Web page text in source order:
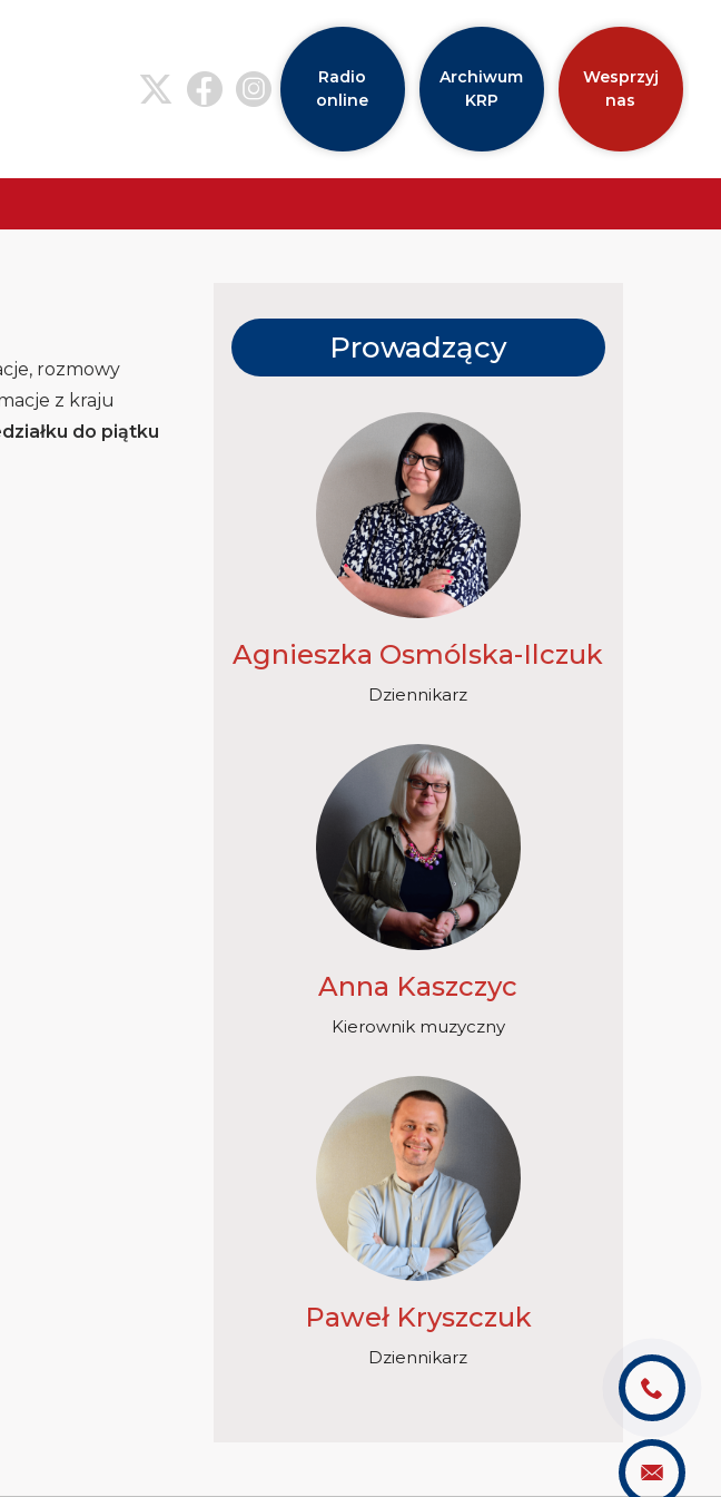
Radio
online
Archiwum
KRP
Wesprzyj
nas
rozmowy
z kraju
do piątku
Prowadzący
Agnieszka Osmólska-Ilczuk
Dziennikarz
Anna Kaszczyc
Kierownik muzyczny
Paweł Kryszczuk
Dziennikarz